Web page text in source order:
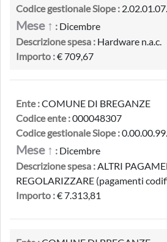
Codice gestionale Siope :
Mese ↑ : Dicembre
Descrizione spesa : Hardware n.a.c.
Importo :€ 709,67
Ente :COMUNE DI BREGANZE
Codice ente :000048307
Codice gestionale Siope :
Mese ↑ : Dicembre
Descrizione spesa :ALTRI
REGOLARIZZARE (pagamenti
Importo :€ 7.313,81